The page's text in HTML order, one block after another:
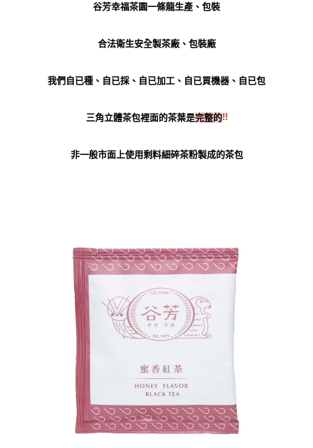
谷芳幸福茶園一條龍生產、包裝
合法衛生安全製茶廠、包裝廠
我們自已種、自已採、自已加工、自已買機器、自已包
三角立體茶包裡面的茶葉是完整的!!
非一般市面上使用剩料細碎茶粉製成的茶包